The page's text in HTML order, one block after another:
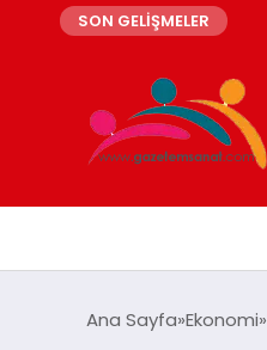
SON GELİŞMELER
Ana Sayfa Ekonomi